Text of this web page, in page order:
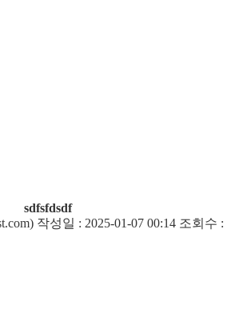
sdfsfdsdf
작성일 : 2025-01-07 00:14 조회수 :